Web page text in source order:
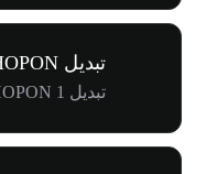
تبدیل SHOPON به CAD
تبدیل 1 SHOPON به C$203.55